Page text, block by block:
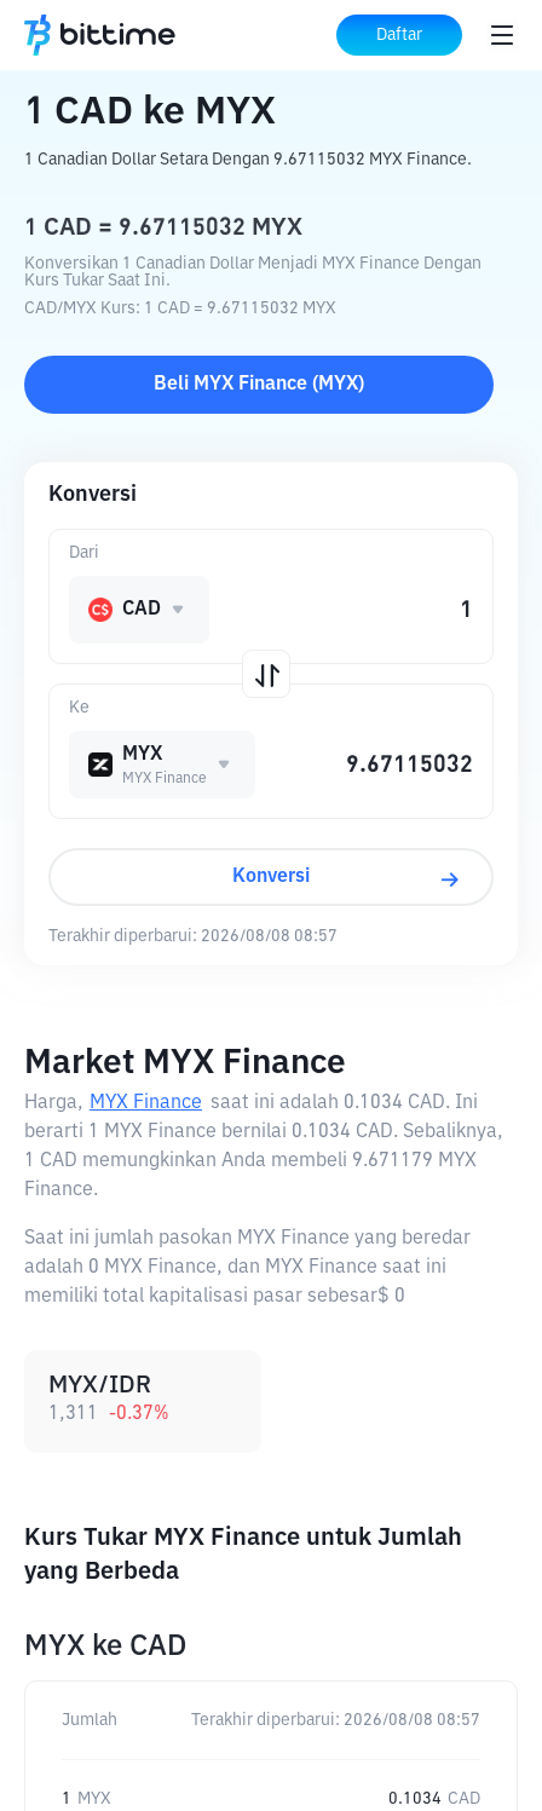
Daftar
Beranda Konverter Kripto ke MYX
1 CAD ke MYX
1 Canadian Dollar Setara Dengan 9.67115032 MYX Finance.
1 CAD = 9.67115032 MYX
Konversikan 1 Canadian Dollar Menjadi MYX Finance Dengan
Kurs Tukar Saat Ini.
CAD/MYX Kurs: 1 CAD = 9.67115032 MYX
Beli MYX Finance ( MYX)
Konversi
Ke
MYX
MYX Finance
Dari
CAD
Konversi
Terakhir diperbarui: 2026/08/08 08:57
Market MYX Finance
Harga, MYX Finance saat ini adalah 0.1034 CAD. Ini
berarti 1 MYX Finance bernilai 0.1034 CAD. Sebaliknya,
1 CAD memungkinkan Anda membeli 9.671179 MYX
Finance.
Saat ini jumlah pasokan MYX Finance yang beredar
adalah 0 MYX Finance, dan MYX Finance saat ini
memiliki total kapitalisasi pasar sebesar$ 0
MYX/IDR
1,311 -0.37%
Kurs Tukar MYX Finance untuk Jumlah
yang Berbeda
MYX ke CAD
Jumlah Terakhir diperbarui: 2026/08/08 08:57
1 MYX 0.1034 CAD